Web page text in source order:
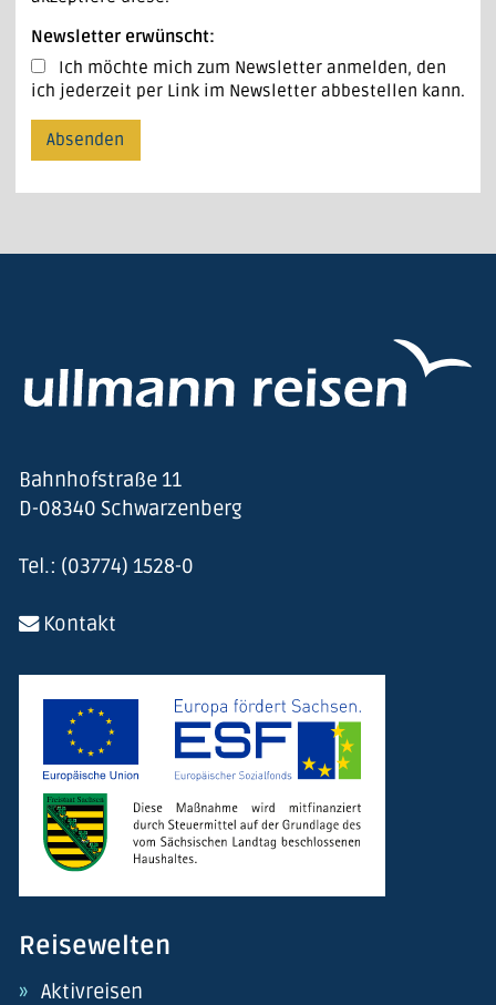
Newsletter erwünscht:
Ich möchte mich zum Newsletter anmelden, den
ich jederzeit per Link im Newsletter abbestellen kann.
Bahnhofstraße 11
D-08340 Schwarzenberg
Tel.: (03774) 1528-0
Kontakt
Reisewelten
Aktivreisen